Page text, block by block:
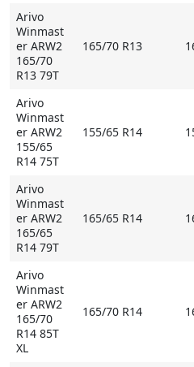
точность в управлении и
продольных ускорений;
- увеличенные продольные
снижают риск
снегу благодаря высокой
ламелей.
Купить Arivo Winmaster
Arivo
Winmast
er ARW2
165/70
R13 79T
165/70 R13
Arivo
Winmast
er ARW2
155/65
R14 75T
155/65 R14
Arivo
Winmast
er ARW2
165/65
R14 79T
165/65 R14
Arivo
Winmast
er ARW2
165/70
R14 85T
XL
165/70 R14